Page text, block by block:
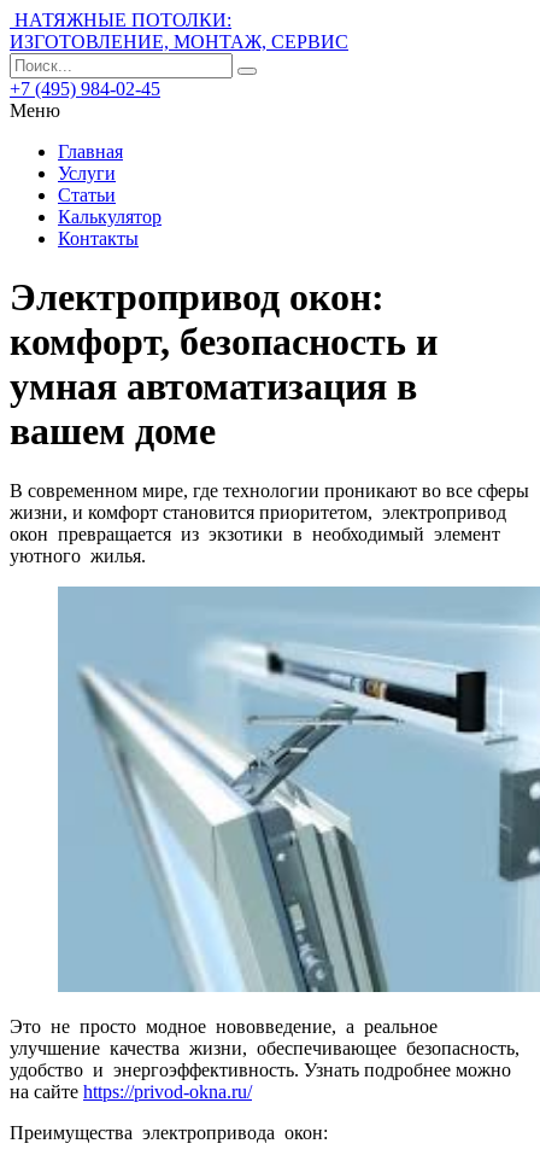
НАТЯЖНЫЕ ПОТОЛКИ:
ИЗГОТОВЛЕНИЕ, МОНТАЖ, СЕРВИС
+7 (495) 984-02-45
Меню
Главная
Услуги
Статьи
Калькулятор
Контакты
Электропривод окон:
комфорт, безопасность и
умная автоматизация в
вашем доме
В современном мире, где технологии проникают во все сферы
жизни, и комфорт становится приоритетом, электропривод
окон превращается из экзотики в необходимый элемент
уютного жилья.
Это не просто модное нововведение, а реальное
улучшение качества жизни, обеспечивающее безопасность,
удобство и энергоэффективность. Узнать подробнее можно
на сайте https://privod-okna.ru/
Преимущества электропривода окон: